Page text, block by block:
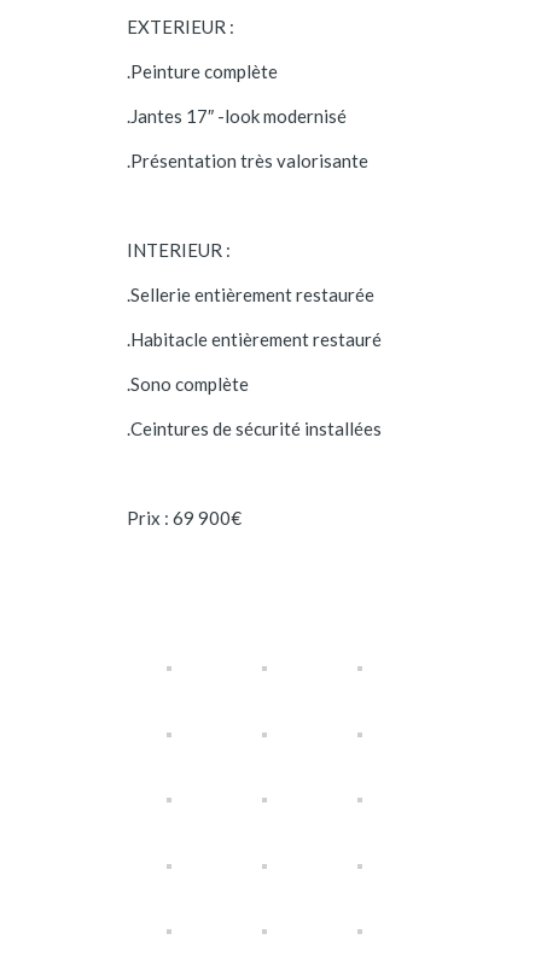
EXTERIEUR :
.Peinture complète
.Jantes 17″ -look modernisé
.Présentation très valorisante
INTERIEUR :
.Sellerie entièrement restaurée
.Habitacle entièrement restauré
.Sono complète
.Ceintures de sécurité installées
Prix : 69 900€